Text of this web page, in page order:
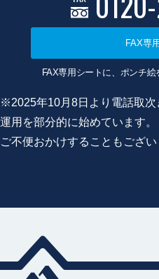
FAX専
FAX専用シートに、ポンチ絵
※2025年10月8日より電話取
運用を部分的に始めています。
ご不便おかけすることもござ